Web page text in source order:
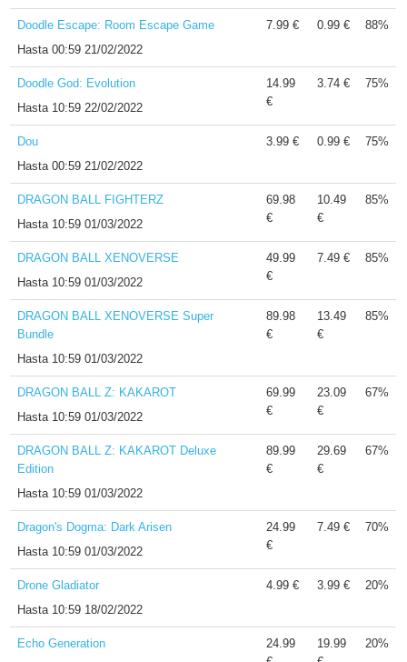
Doodle Escape: Room Escape Game
Hasta00:59 21/02/2022
7.99 € 0.99 € 88%
Doodle God: Evolution
Hasta 10:59 22/02/2022
14.99
€
3.74 € 75%
Dou
Hasta00:59 21/02/2022
3.99 € 0.99 € 75%
DRAGON BALL FIGHTERZ
Hasta 10:59 01/03/2022
69.98
€
10.49
€
85%
DRAGON BALL XENOVERSE
Hasta 10:59 01/03/2022
49.99
€
7.49 € 85%
DRAGON BALL XENOVERSE Super
Bundle
Hasta 10:59 01/03/2022
89.98
€
13.49
€
85%
DRAGON BALL Z: KAKAROT
Hasta 10:59 01/03/2022
69.99
€
23.09
€
67%
DRAGON BALL Z: KAKAROT Deluxe
Edition
Hasta 10:59 01/03/2022
89.99
€
29.69
€
67%
Dragon's Dogma: Dark Arisen
Hasta 10:59 01/03/2022
24.99
€
7.49 € 70%
Drone Gladiator
Hasta 10:59 18/02/2022
4.99 € 3.99 € 20%
Echo Generation
24.99
19.99
20%